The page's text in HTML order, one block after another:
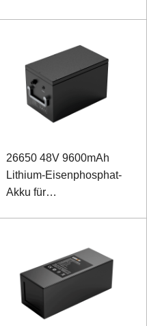
26650 48V 9600mAh
Lithium-Eisenphosphat-
Akku für